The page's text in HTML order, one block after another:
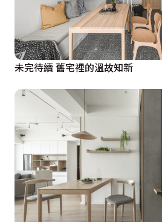
未完待續 舊宅裡的溫故知新